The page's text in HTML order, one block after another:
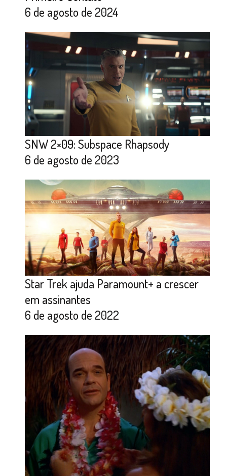
6 de agosto de 2024
SNW 2×09: Subspace Rhapsody
6 de agosto de 2023
Star Trek ajuda Paramount+ a crescer
em assinantes
6 de agosto de 2022